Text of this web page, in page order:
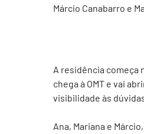
Márcio Canabarro e
A residência começa
chega à OMT e vai
visibilidade às
Ana, Mariana e